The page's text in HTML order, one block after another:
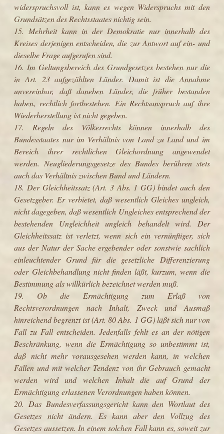
widerspruchsvoll ist, kann es wegen Widerspruchs mit den
Grundsätzen des Rechtsstaates nichtig sein.
15. Mehrheit kann in der Demokratie nur innerhalb des
Kreises derjenigen entscheiden, die zur Antwort auf ein- und
dieselbe Frage aufgerufen sind.
16. Im Geltungsbereich des Grundgesetzes bestehen nur die
in Art. 23 aufgezählten Länder. Damit ist die Annahme
unvereinbar, daß daneben Länder, die früher bestanden
haben, rechtlich fortbestehen. Ein Rechtsanspruch auf ihre
Wiederherstellung ist nicht gegeben.
17. Regeln des Völkerrechts können innerhalb des
Bundesstaates nur im Verhältnis von Land zu Land und im
Bereich ihrer rechtlichen Gleichordnung angewendet
werden. Neugliederungsgesetze des Bundes berühren stets
auch das Verhältnis zwischen Bund und Ländern.
18. Der Gleichheitssatz (Art. 3 Abs. 1 GG) bindet auch den
Gesetzgeber. Er verbietet, daß wesentlich Gleiches ungleich,
nicht dagegeben, daß wesentlich Ungleiches entsprechend der
bestehenden Ungleichheit ungleich behandelt wird. Der
Gleichheitssatz ist verletzt, wenn sich ein vernünftiger, sich
aus der Natur der Sache ergebender oder sonstwie sachlich
einleuchtender Grund für die gesetzliche Differenzierung
oder Gleichbehandlung nicht finden läßt, kurzum, wenn die
Bestimmung als willkürlich bezeichnet werden muß.
19. Ob die Ermächtigung zum Erlaß von
Rechtsverordnungen nach Inhalt, Zweck und Ausmaß
hinreichend begrenzt ist (Art. 80 Abs. 1 GG) läßt sich nur von
Fall zu Fall entscheiden. Jedenfalls fehlt es an der nötigen
Beschränkung, wenn die Ermächtigung so unbestimmt ist,
daß nicht mehr vorausgesehen werden kann, in welchen
Fällen und mit welcher Tendenz von ihr Gebrauch gemacht
werden wird und welchen Inhalt die auf Grund der
Ermächtigung erlassenen Verordnungen haben können.
20. Das Bundesverfassungsgericht kann den Wortlaut des
Gesetzes nicht ändern. Es kann aber den Vollzug des
Gesetzes aussetzen. In einem solchen Fall kann es, soweit zur